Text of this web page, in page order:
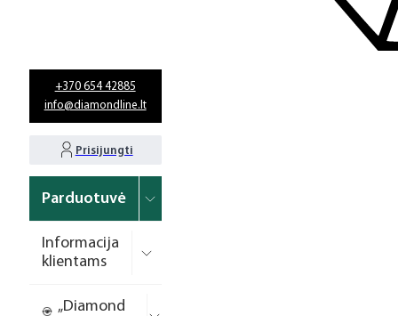
+370 654 42885
info@diamondline.lt
Prisijungti
Parduotuvė
Informacija
klientams
„Diamond